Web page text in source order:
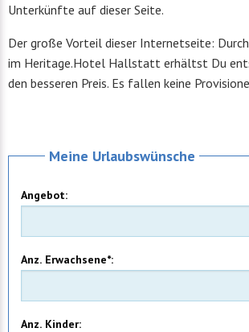
Unterkünfte auf dieser Seite.
Der große Vorteil dieser Internetseite:
im Heritage.Hotel Hallstatt erhältst Du
den besseren Preis. Es fallen keine
Meine Urlaubswünsche
Angebot:
Anz. Erwachsene*:
Anz. Kinder: